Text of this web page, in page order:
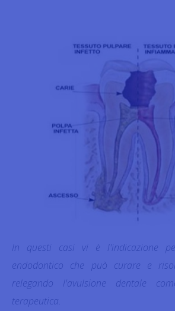
In questi casi vi è l'indicazione
endodontico che può curare e
relegando l'avulsione dentale
terapeutica.